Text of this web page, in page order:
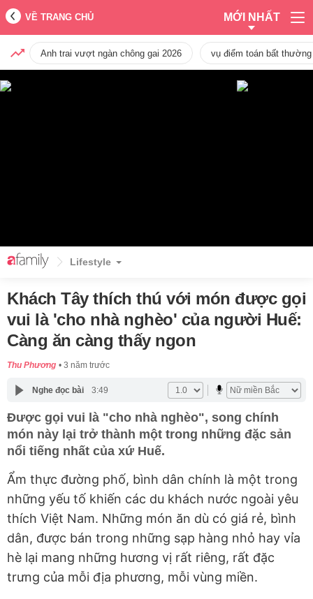
VỀ TRANG CHỦ MỚI NHẤT
Anh trai vượt ngàn chông gai 2026 vụ điểm toán bất
Lifestyle
Khách Tây thích thú với món được gọi
vui là 'cho nhà nghèo' của người Huế:
Càng ăn càng thấy ngon
Thu Phương 3 năm trước
Nghe đọc bài 3:49
Được gọi vui là "cho nhà nghèo", song chính
món này lại trở thành một trong những đặc sản
nổi tiếng nhất của xứ Huế.
Ẩm thực đường phố, bình dân chính là một trong
những yếu tố khiến các du khách nước ngoài yêu
thích Việt Nam. Những món ăn dù có giá rẻ, bình
dân, được bán trong những sạp hàng nhỏ hay vỉa
hè lại mang những hương vị rất riêng, rất đặc
trưng của mỗi địa phương, mỗi vùng miền.